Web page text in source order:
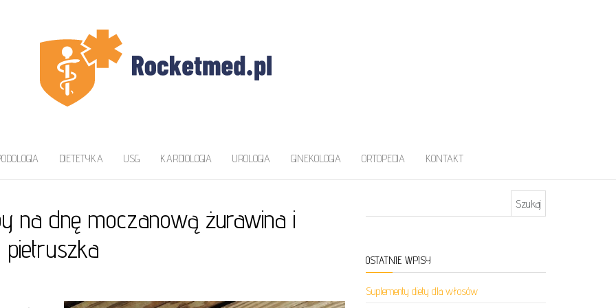
DIETETYKA USG KARDIOLOGIA UROLOGIA GINEKOLOGIA ORTOPEDIA KONTAKT
na dnę moczanową żurawina i
pietruszka
OSTATNIE WPISY
Suplementy diety dla włosów